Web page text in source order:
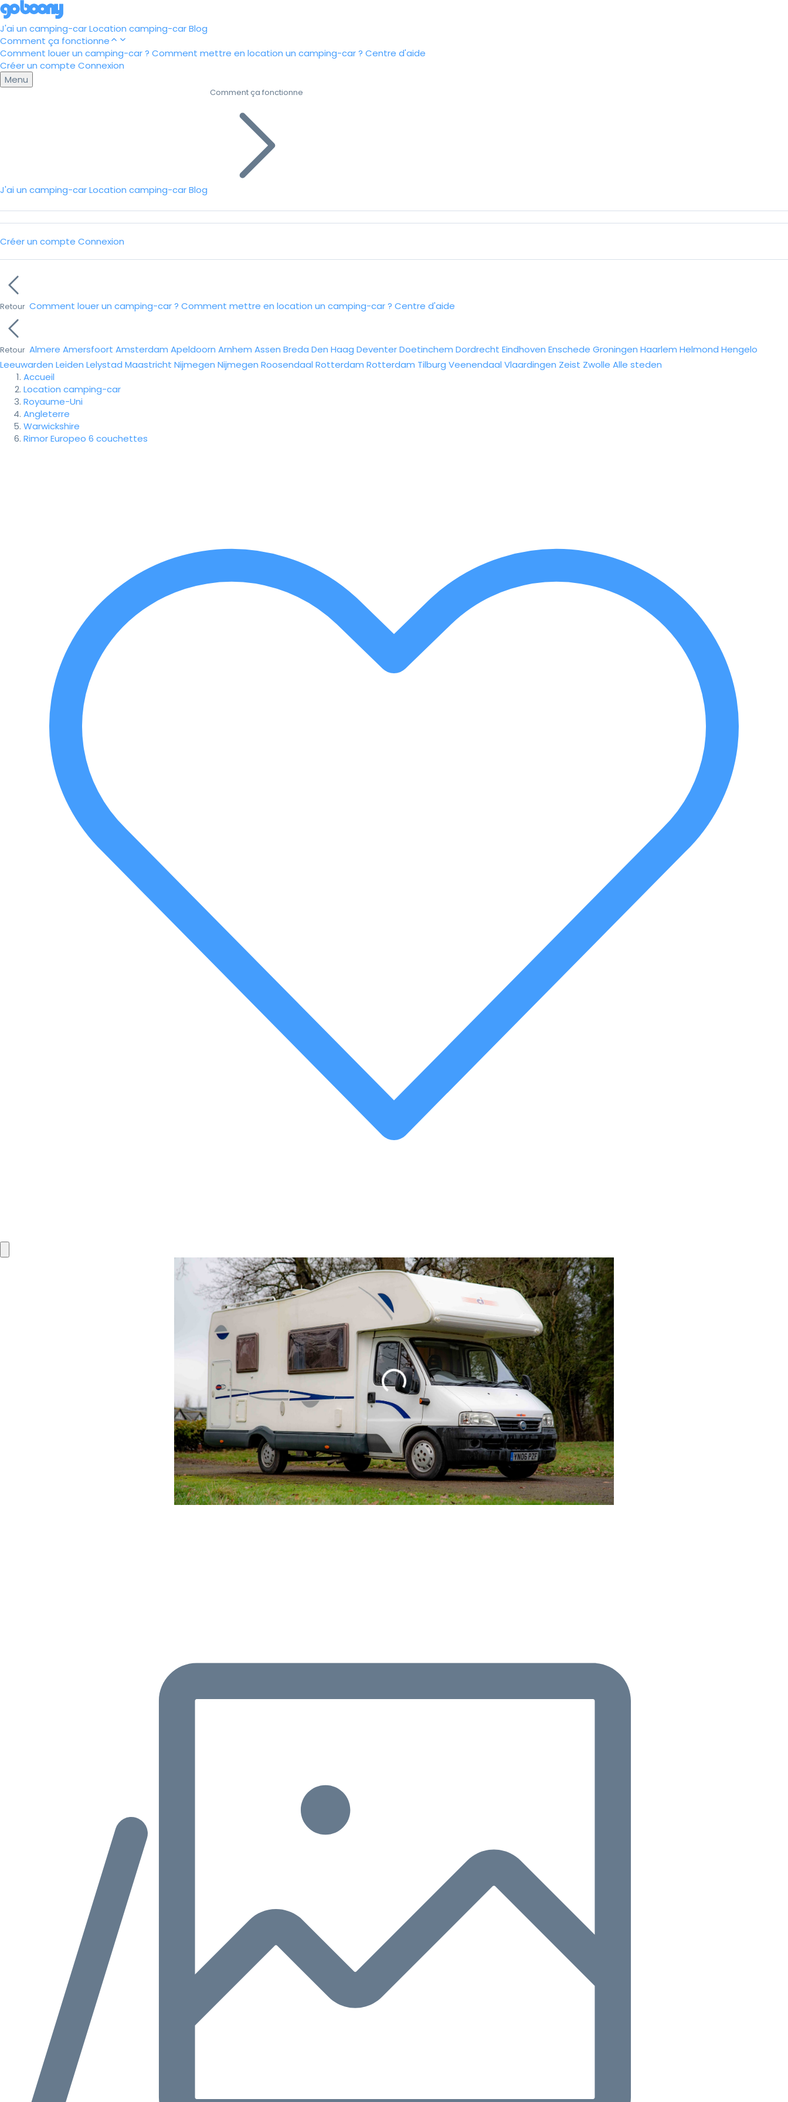
J'ai un camping-carLocation camping-carBlog
Comment ça fonctionne
Comment louer un camping-car ? Comment mettre en location un camping-car ? Centre d'aide
Créer un compte Connexion
Menu
J'ai un camping-carLocation camping-carBlog
Comment ça fonctionne
Créer un compte Connexion
Retour Comment louer un camping-car ? Comment mettre en location un camping-car ? Centre d'aide
Retour Almere Amersfoort Amsterdam Apeldoorn Arnhem Assen Breda Den Haag DeventerDoetinchem Dordrecht Eindhoven Enschede Groningen Haarlem Helmond Hengelo
Leeuwarden Leiden Lelystad Maastricht Nijmegen Nijmegen Roosendaal Rotterdam Rotterdam Tilburg Veenendaal Vlaardingen Zeist Zwolle Alle steden
Accueil
Location camping-car
Royaume-Uni
Angleterre
Warwickshire
Rimor Europeo 6 couchettes